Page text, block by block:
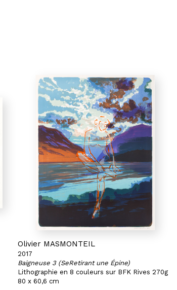
Olivier MASMONTEIL
2017
Baigneuse 3 (SeRetirant une Épine)
Lithographie en 8 couleurs sur BFK Rives 270g
80 x 60,6 cm